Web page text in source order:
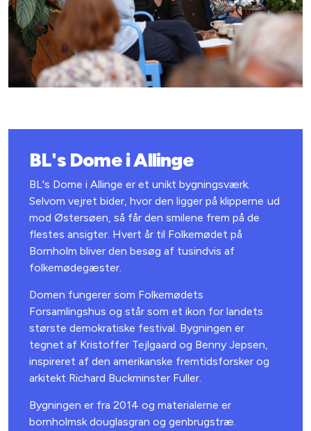
BL's Dome i Allinge
BL's Dome i Allinge er et unikt bygningsværk.
Selvom vejret bider, hvor den ligger på klipperne ud
mod Østersøen, så får den smilene frem på de
flestes ansigter. Hvert år til Folkemødet på
Bornholm bliver den besøg af tusindvis af
folkemødegæster.
Domen fungerer som Folkemødets
Forsamlingshus og står som et ikon for landets
største demokratiske festival. Bygningen er
tegnet af Kristoffer Tejlgaard og Benny Jepsen,
inspireret af den amerikanske fremtidsforsker og
arkitekt Richard Buckminster Fuller.
Bygningen er fra 2014 og materialerne er
bornholmsk douglasgran og genbrugstræ.